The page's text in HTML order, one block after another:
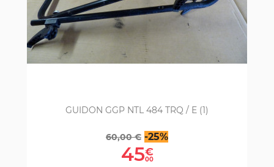
GUIDON GGP NTL 484 TRQ / E (1)
Prix
base
60,00 € -25%Prix
45€
00